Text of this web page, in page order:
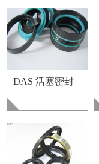
DAS 活塞密封